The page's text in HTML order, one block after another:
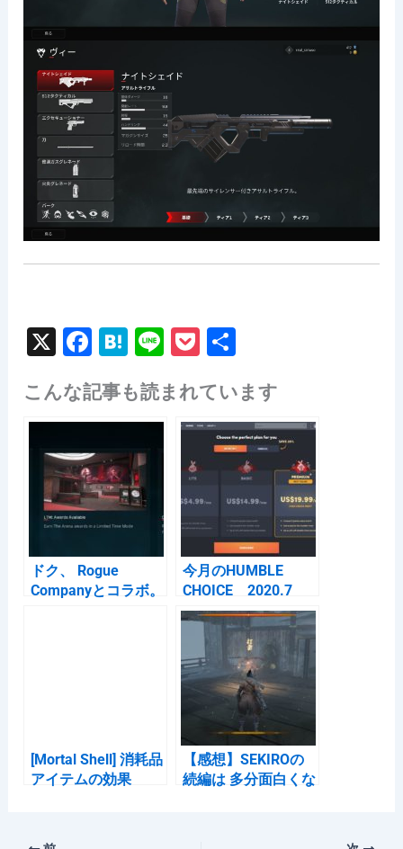
X
F
c
e
b
o
o
H
e
n
a
Li
e
P
c
k
et
こんな記事も読まれています
ドク、 Rogue
Companyとコラボ。
今月のHUMBLE
CHOICE 2020.7
[Mortal Shell] 消耗品
アイテムの効果
【感想】SEKIROの
続編は 多分面白くな